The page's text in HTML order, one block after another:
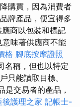
購買，因為消費者
牌產品，便宜得多
商以包裝和標記
意味著供應商不能
格 腳底按摩證照
名稱，但也以特定
只能讀取目標。
是交易者的產品，
後護理之家 記帳士-